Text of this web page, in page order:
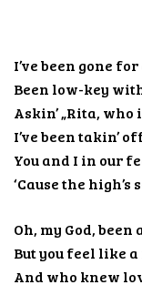
I’ve been gone
Been low-key
Askin’ „Rita, who
I’ve been takin’
You and I in our
‘Cause the
Oh, my God,
But you feel like
And who knew